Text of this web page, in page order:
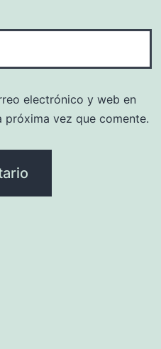
electrónico y web en
próxima vez que comente.